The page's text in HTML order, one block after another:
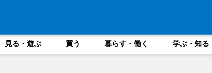
見る・遊ぶ 買う 暮らす・働く 学ぶ・知る